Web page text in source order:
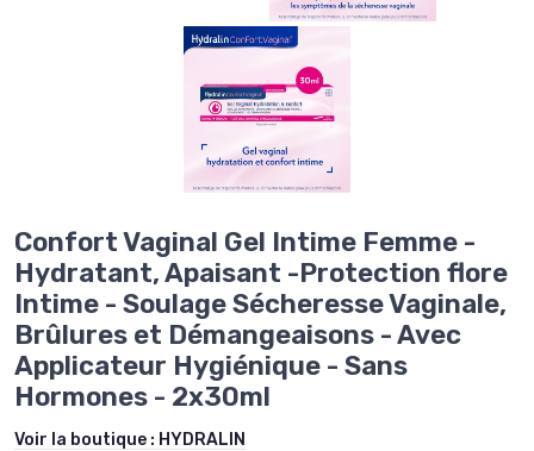
Confort Vaginal Gel Intime Femme -
Hydratant, Apaisant -Protection flore
Intime - Soulage Sécheresse Vaginale,
Brûlures et Démangeaisons - Avec
Applicateur Hygiénique - Sans
Hormones - 2x30ml
Voir la boutique : HYDRALIN